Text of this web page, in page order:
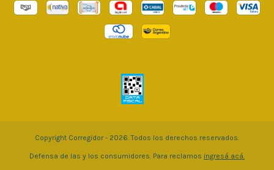
Copyright Corregidor - 2026. Todos los derechos reservados.
Defensa de las y los consumidores. Para reclamos ingresá acá.